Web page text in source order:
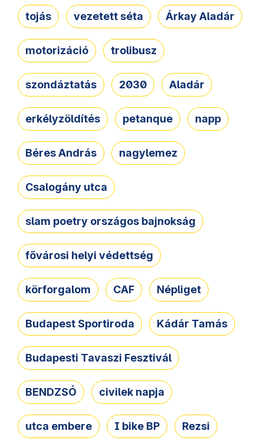
tojás vezetett séta Árkay Aladár
motorizáció trolibusz
szondáztatás 2030 Aladár
erkélyzöldítés petanque napp
Béres András nagylemez
Csalogány utca
slam poetry országos bajnokság
fővárosi helyi védettség
körforgalom CAF Népliget
Budapest Sportiroda Kádár Tamás
Budapesti Tavaszi Fesztivál
BENDZSÓ civilek napja
utca embere I bike BP Rezsi